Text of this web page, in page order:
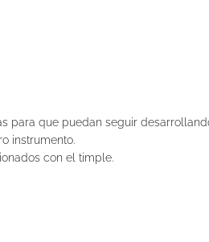
para que puedan seguir
instrumento.
con el timple.